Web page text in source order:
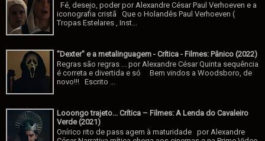
Fé, desejo, poder por Alexandre César Paul Verhoeven e a
iconografia cristã Que o Holandês Paul Verhoeven (
Tropas Estelares , Inst...
"Dexter" e a metalinguagem - Crítica - Filmes: Pânico (2022)
Regras são regras ... por Alexandre César Quinta sequência
é correta e divertida e só Bem vindos a Woodsboro, de
novo!!! Escrito ...
Looongo trajeto... Crítica – Filmes: A Lenda do Cavaleiro
Verde (2021)
Onírico rito de pass agem à maturidade por Alexandre